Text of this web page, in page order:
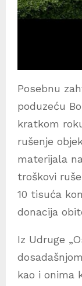
Posebnu
poduzeću
kratkom
rušenje
materijala
troškovi
10 tisuća
donacija
Iz Udruge
kao i onima